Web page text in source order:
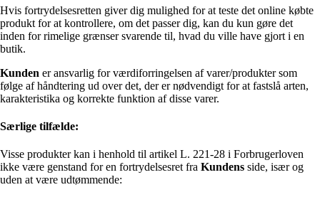
Hvis fortrydelsesretten giver dig mulighed for at teste det online købte
produkt for at kontrollere, om det passer dig, kan du kun gøre det
inden for rimelige grænser svarende til, hvad du ville have gjort i en
butik.
Kunden er ansvarlig for værdiforringelsen af varer/produkter som
følge af håndtering ud over det, der er nødvendigt for at fastslå arten,
karakteristika og korrekte funktion af disse varer.
Særlige tilfælde:
Visse produkter kan i henhold til artikel L. 221-28 i Forbrugerloven
ikke være genstand for en fortrydelsesret fra Kundens side, især og
uden at være udtømmende: